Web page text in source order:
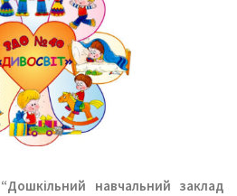
“Дошкільний навчальний заклад